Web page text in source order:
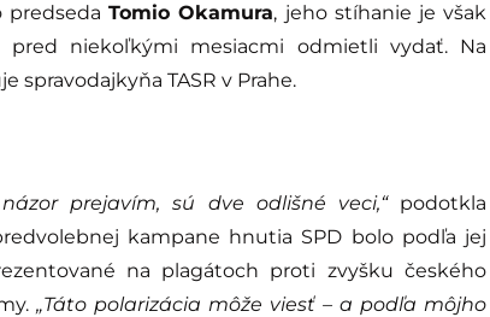
predsedaTomio Okamura, jeho stíhanie je však
pred niekoľkými mesiacmi odmietli vydať. Na
spravodajkyňa TASR v Prahe.
prejavím, sú dve odlišné veci,“podotkla
kampane hnutia SPD bolo podľa jej
na plagátoch proti zvyšku českého
„Táto polarizácia môže viesť – a podľa môjho